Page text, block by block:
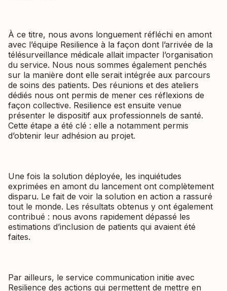
À ce titre, nous avons longuement réfléchi en amont
avec l’équipe Resilience à la façon dont l’arrivée de la
télésurveillance médicale allait impacter l’organisation
du service. Nous nous sommes également penchés
sur la manière dont elle serait intégrée aux parcours
de soins des patients. Des réunions et des ateliers
dédiés nous ont permis de mener ces réflexions de
façon collective. Resilience est ensuite venue
présenter le dispositif aux professionnels de santé.
Cette étape a été clé : elle a notamment permis
d’obtenir leur adhésion au projet.
Une fois la solution déployée, les inquiétudes
exprimées en amont du lancement ont complètement
disparu. Le fait de voir la solution en action a rassuré
tout le monde. Les résultats obtenus y ont également
contribué : nous avons rapidement dépassé les
estimations d’inclusion de patients qui avaient été
faites.
Par ailleurs, le service communication initie avec
Resilience des actions qui permettent de mettre en